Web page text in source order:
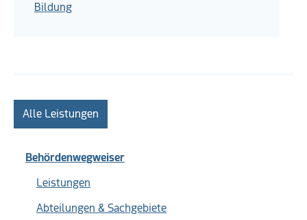
Bildung
Alle Leistungen
Behördenwegweiser
Leistungen
Abteilungen & Sachgebiete